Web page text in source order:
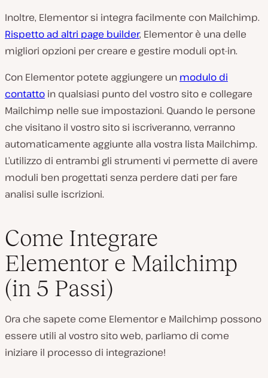
Inoltre, Elementor si integra facilmente con Mailchimp.
Rispetto ad altri page builder, Elementor è una delle
migliori opzioni per creare e gestire moduli opt-in.
Con Elementor potete aggiungere un modulo di
contatto in qualsiasi punto del vostro sito e collegare
Mailchimp nelle sue impostazioni. Quando le persone
che visitano il vostro sito si iscriveranno, verranno
automaticamente aggiunte alla vostra lista Mailchimp.
L’utilizzo di entrambi gli strumenti vi permette di avere
moduli ben progettati senza perdere dati per fare
analisi sulle iscrizioni.
Come Integrare
Elementor e Mailchimp
(in 5 Passi)
Ora che sapete come Elementor e Mailchimp possono
essere utili al vostro sito web, parliamo di come
iniziare il processo di integrazione!